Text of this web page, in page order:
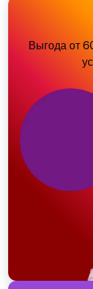
Выгода от